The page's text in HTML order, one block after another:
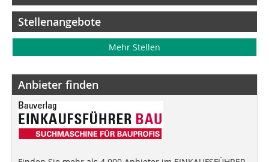
Stellenangebote
Mehr Stellen
Anbieter finden